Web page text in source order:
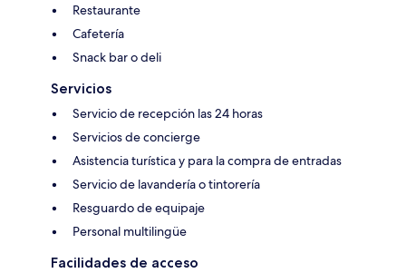
Restaurante
Cafetería
Snack bar o deli
Servicios
Servicio de recepción las 24 horas
Servicios de concierge
Asistencia turística y para la compra de entradas
Servicio de lavandería o tintorería
Resguardo de equipaje
Personal multilingüe
Facilidades de acceso